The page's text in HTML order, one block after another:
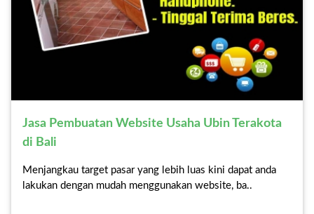
Jasa Pembuatan Website Usaha Ubin Terakota
di Bali
Menjangkau target pasar yang lebih luas kini dapat anda
lakukan dengan mudah menggunakan website, ba..